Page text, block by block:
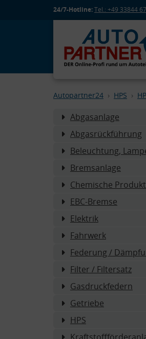
24/7-Hotline:Tel.: +49 33844
Autopartner24 HPS
Abgasanlage
Abgasrückführung
Beleuchtung,
Bremsanlage
Chemische
EBC-Bremse
Elektrik
Fahrwerk
Federung /
Filter / Filtersatz
Gasdruckfedern
Getriebe
HPS